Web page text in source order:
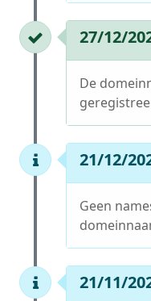
27/12/
De
21/12/
Geen
21/11/